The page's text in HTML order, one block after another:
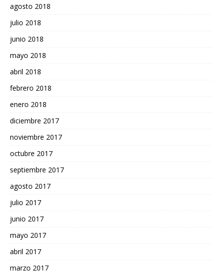
agosto 2018
julio 2018
junio 2018
mayo 2018
abril 2018
febrero 2018
enero 2018
diciembre 2017
noviembre 2017
octubre 2017
septiembre 2017
agosto 2017
julio 2017
junio 2017
mayo 2017
abril 2017
marzo 2017